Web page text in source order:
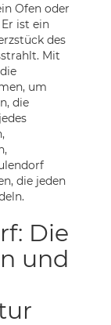
Ofen oder
ist ein
des
Mit
um
die
die jeden
Die
und